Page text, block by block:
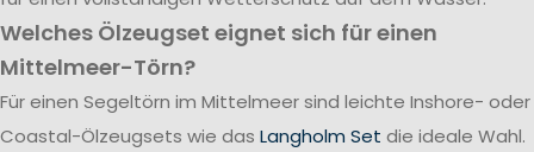
Welches Ölzeugset eignet sich für einen
Mittelmeer-Törn?
Für einen Segeltörn im Mittelmeer sind leichte Inshore- oder
Coastal-Ölzeugsets wie das Langholm Set die ideale Wahl.